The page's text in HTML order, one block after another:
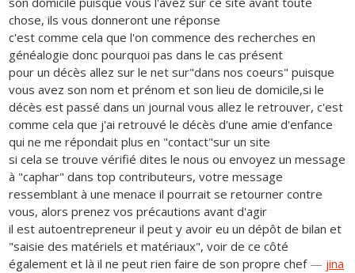
chose, ils vous donneront une réponse
c'est comme cela que l'on commence des recherches en
généalogie donc pourquoi pas dans le cas présent
pour un décès allez sur le net sur"dans nos coeurs" puisque
vous avez son nom et prénom et son lieu de domicile,si le
décès est passé dans un journal vous allez le retrouver, c'est
comme cela que j'ai retrouvé le décès d'une amie d'enfance
qui ne me répondait plus en "contact"sur un site
si cela se trouve vérifié dites le nous ou envoyez un message
à "caphar" dans top contributeurs, votre message
ressemblant à une menace il pourrait se retourner contre
vous, alors prenez vos précautions avant d'agir
il est autoentrepreneur il peut y avoir eu un dépôt de bilan et
"saisie des matériels et matériaux", voir de ce côté
également et là il ne peut rien faire de son propre chef — jina